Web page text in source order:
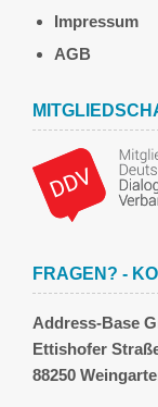
Impressum
AGB
FRAGEN? -
Address-Base
Ettishofer
88250